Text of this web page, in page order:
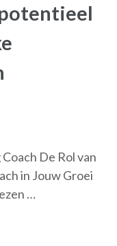
De Rol van
in Jouw Groei
…